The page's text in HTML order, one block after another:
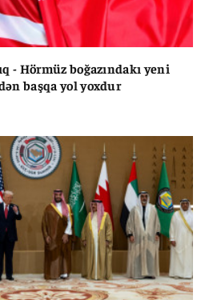
- Hörmüz boğazındakı yeni
başqa yol yoxdur